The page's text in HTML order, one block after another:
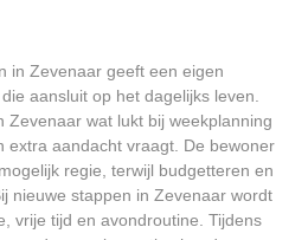
in Zevenaar geeft een eigen
aansluit op het dagelijks leven.
Zevenaar wat lukt bij weekplanning
extra aandacht vraagt. De bewoner
regie, terwijl budgetteren en
nieuwe stappen in Zevenaar wordt
vrije tijd en avondroutine. Tijdens